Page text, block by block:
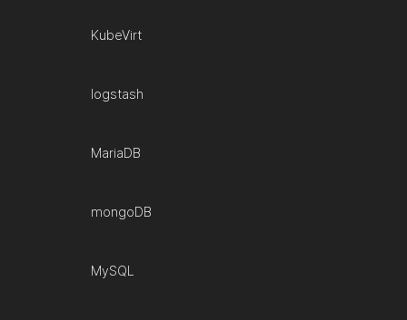
KubeVirt
logstash
MariaDB
mongoDB
MySQL